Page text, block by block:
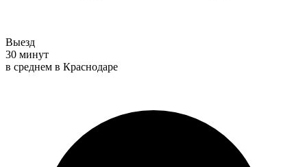
Выезд
30 минут
в среднем в Краснодаре